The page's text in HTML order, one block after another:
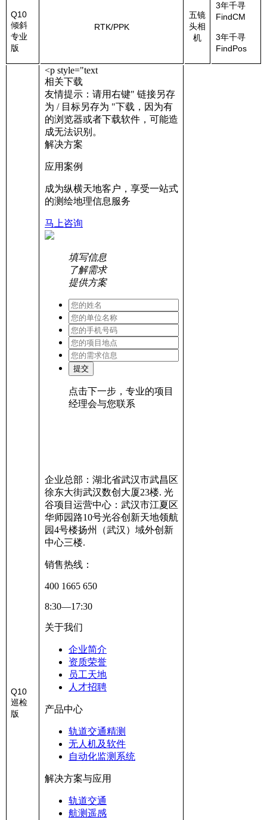
Q10
倾斜
专业
版
RTK/PPK
五镜
头相
机
3年千寻
FindCM
3年千寻
FindPos
Q10
巡检
版
<p style="text
相关下载
友情提示：请用右键" 链接另存
为 / 目标另存为 "下载，因为有
的浏览器或者下载软件，可能造
成无法识别。
解决方案
应用案例
成为纵横天地客户，享受一站式
的测绘地理信息服务
马上咨询
填写信息
了解需求
提供方案
点击下一步，专业的项目
经理会与您联系
企业总部：湖北省武汉市武昌区
徐东大街武汉数创大厦23楼. 光
谷项目运营中心：武汉市江夏区
华师园路10号光谷创新天地领航
园4号楼扬州（武汉）域外创新
中心三楼.
销售热线：
400 1665 650
8:30—17:30
关于我们
企业简介
资质荣誉
员工天地
人才招聘
产品中心
轨道交通精测
无人机及软件
自动化监测系统
解决方案与应用
轨道交通
航测遥感